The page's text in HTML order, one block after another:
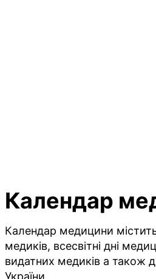
Календар
Календар медицини містить
медиків, всесвітні дні
видатних медиків а також
України.